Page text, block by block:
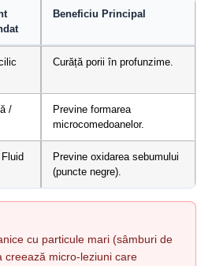
Beneficiu Principal
Curăță porii în profunzime.
/
Previne formarea
microcomedoanelor.
Previne oxidarea sebumului
(puncte negre).
cu particule mari (sâmburi de
creează micro-leziuni care